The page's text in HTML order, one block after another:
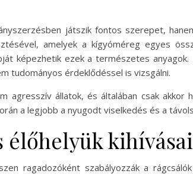
játszik fontos szerepet,
amelyek a kígyóméreg egyes
képezhetik ezek a természetes
tudományos érdeklődéssel is vizsgálni.
állatok, és általában csak akkor
a legjobb a nyugodt viselkedés és a
élőhelyük kihívásai
ragadozóként szabályozzák a